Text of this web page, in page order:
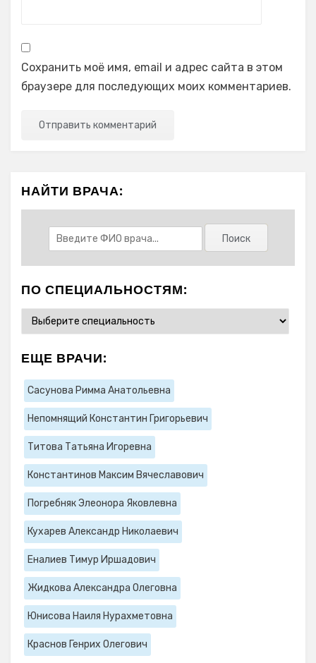
Сохранить моё имя, email и адрес сайта в этом
браузере для последующих моих комментариев.
НАЙТИ ВРАЧА:
ПО СПЕЦИАЛЬНОСТЯМ:
ЕЩЕ ВРАЧИ:
Сасунова Римма Анатольевна
Непомнящий Константин Григорьевич
Титова Татьяна Игоревна
Константинов Максим Вячеславович
Погребняк Элеонора Яковлевна
Кухарев Александр Николаевич
Еналиев Тимур Иршадович
Жидкова Александра Олеговна
Юнисова Наиля Нурахметовна
Краснов Генрих Олегович